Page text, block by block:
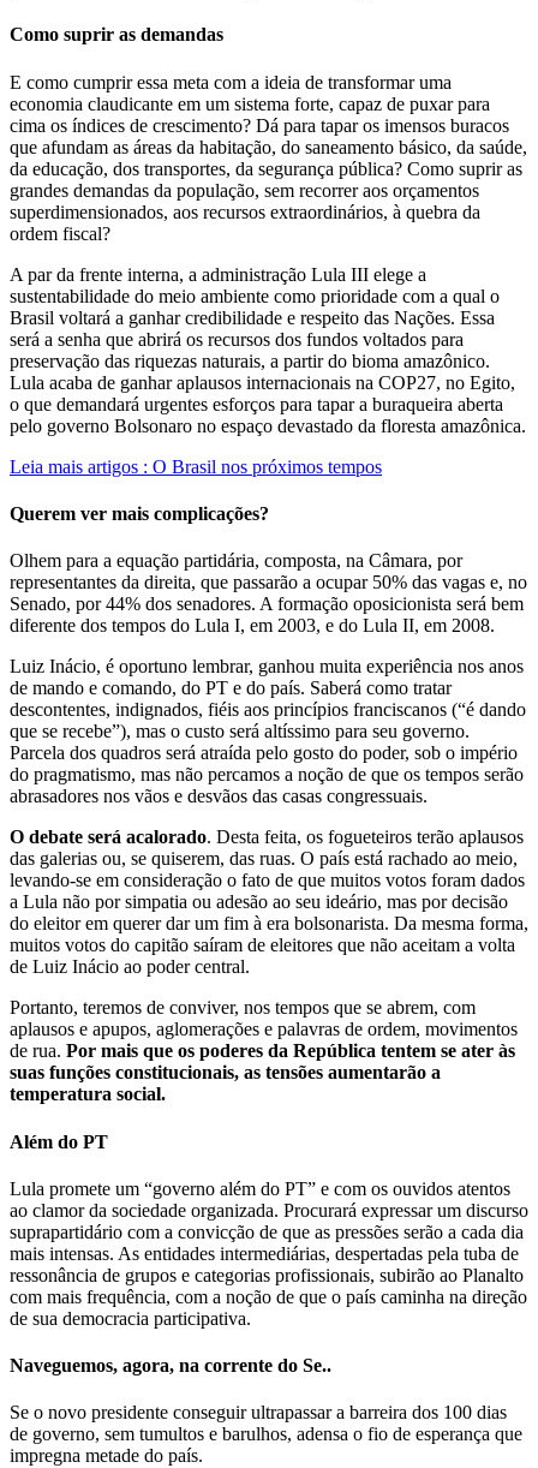
Como suprir as demandas
E como cumprir essa meta com a ideia de transformar uma
economia claudicante em um sistema forte, capaz de puxar para
cima os índices de crescimento? Dá para tapar os imensos buracos
que afundam as áreas da habitação, do saneamento básico, da saúde,
da educação, dos transportes, da segurança pública? Como suprir as
grandes demandas da população, sem recorrer aos orçamentos
superdimensionados, aos recursos extraordinários, à quebra da
ordem fiscal?
A par da frente interna, a administração Lula III elege a
sustentabilidade do meio ambiente como prioridade com a qual o
Brasil voltará a ganhar credibilidade e respeito das Nações. Essa
será a senha que abrirá os recursos dos fundos voltados para
preservação das riquezas naturais, a partir do bioma amazônico.
Lula acaba de ganhar aplausos internacionais na COP27, no Egito,
o que demandará urgentes esforços para tapar a buraqueira aberta
pelo governo Bolsonaro no espaço devastado da floresta amazônica.
Leia mais artigos : O Brasil nos próximos tempos
Querem ver mais complicações?
Olhem para a equação partidária, composta, na Câmara, por
representantes da direita, que passarão a ocupar 50% das vagas e, no
Senado, por 44% dos senadores. A formação oposicionista será bem
diferente dos tempos do Lula I, em 2003, e do Lula II, em 2008.
Luiz Inácio, é oportuno lembrar, ganhou muita experiência nos anos
de mando e comando, do PT e do país. Saberá como tratar
descontentes, indignados, fiéis aos princípios franciscanos (“é dando
que se recebe”), mas o custo será altíssimo para seu governo.
Parcela dos quadros será atraída pelo gosto do poder, sob o império
do pragmatismo, mas não percamos a noção de que os tempos serão
abrasadores nos vãos e desvãos das casas congressuais.
O debate será acalorado. Desta feita, os fogueteiros terão aplausos
das galerias ou, se quiserem, das ruas. O país está rachado ao meio,
levando-se em consideração o fato de que muitos votos foram dados
a Lula não por simpatia ou adesão ao seu ideário, mas por decisão
do eleitor em querer dar um fim à era bolsonarista. Da mesma forma,
muitos votos do capitão saíram de eleitores que não aceitam a volta
de Luiz Inácio ao poder central.
Portanto, teremos de conviver, nos tempos que se abrem, com
aplausos e apupos, aglomerações e palavras de ordem, movimentos
de rua. Por mais que os poderes da República tentem se ater às
suas funções constitucionais, as tensões aumentarão a
temperatura social.
Além do PT
Lula promete um “governo além do PT” e com os ouvidos atentos
ao clamor da sociedade organizada. Procurará expressar um discurso
suprapartidário com a convicção de que as pressões serão a cada dia
mais intensas. As entidades intermediárias, despertadas pela tuba de
ressonância de grupos e categorias profissionais, subirão ao Planalto
com mais frequência, com a noção de que o país caminha na direção
de sua democracia participativa.
Naveguemos, agora, na corrente do Se..
Se o novo presidente conseguir ultrapassar a barreira dos 100 dias
de governo, sem tumultos e barulhos, adensa o fio de esperança que
impregna metade do país.